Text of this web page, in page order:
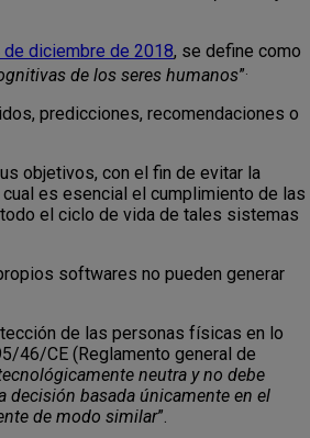
diciembre de 2018, se define como
de los seres humanos”
predicciones, recomendaciones o
objetivos, con el fin de evitar la
es esencial el cumplimiento de las
el ciclo de vida de tales sistemas
softwares no pueden generar
de las personas físicas en lo
46/CE (Reglamento general de
neutra y no debe
decisión basada únicamente en el
de modo similar”.